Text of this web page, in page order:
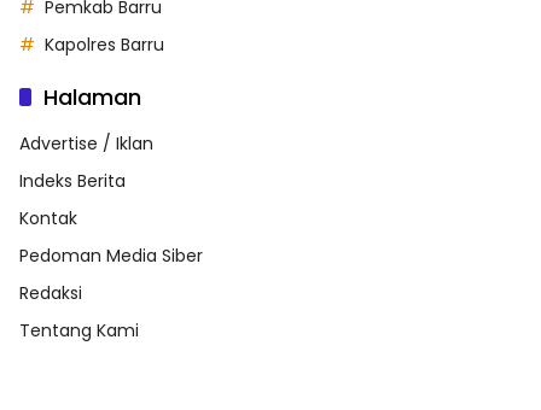
Pemkab Barru
Kapolres Barru
Halaman
Advertise / Iklan
Indeks Berita
Kontak
Pedoman Media Siber
Redaksi
Tentang Kami